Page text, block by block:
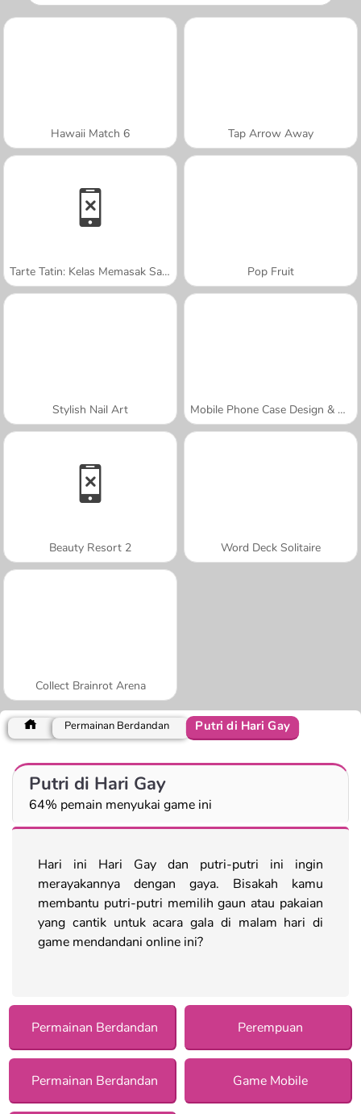
Hawaii Match 6 Tap Arrow Away
Tarte Tatin: Kelas Memasak Sara Pop Fruit
Stylish Nail Art Mobile Phone Case Design & DIY
Beauty Resort 2 Word Deck Solitaire
Collect Brainrot Arena
Permainan Berdandan Putri di Hari Gay
Putri di Hari Gay
64% pemain menyukai game ini
Hari ini Hari Gay dan putri-putri ini ingin
merayakannya dengan gaya. Bisakah kamu
membantu putri-putri memilih gaun atau pakaian
yang cantik untuk acara gala di malam hari di
game mendandani online ini?
Permainan Berdandan Perempuan
Permainan Berdandan Game Mobile